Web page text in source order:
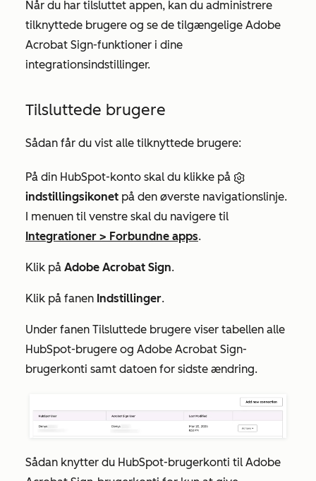
Når du har tilsluttet appen, kan du administrere
tilknyttede brugere og se de tilgængelige Adobe
Acrobat Sign-funktioner i dine
integrationsindstillinger.
Tilsluttede brugere
Sådan får du vist alle tilknyttede brugere:
På din HubSpot-konto skal du klikke på
indstillingsikonet på den øverste navigationslinje.
I menuen til venstre skal du navigere til
Integrationer > Forbundne apps.
Klik på Adobe Acrobat Sign.
Klik på fanen Indstillinger.
Under fanen Tilsluttede brugere viser tabellen alle
HubSpot-brugere og Adobe Acrobat Sign-
brugerkonti samt datoen for sidste ændring.
Sådan knytter du HubSpot-brugerkonti til Adobe